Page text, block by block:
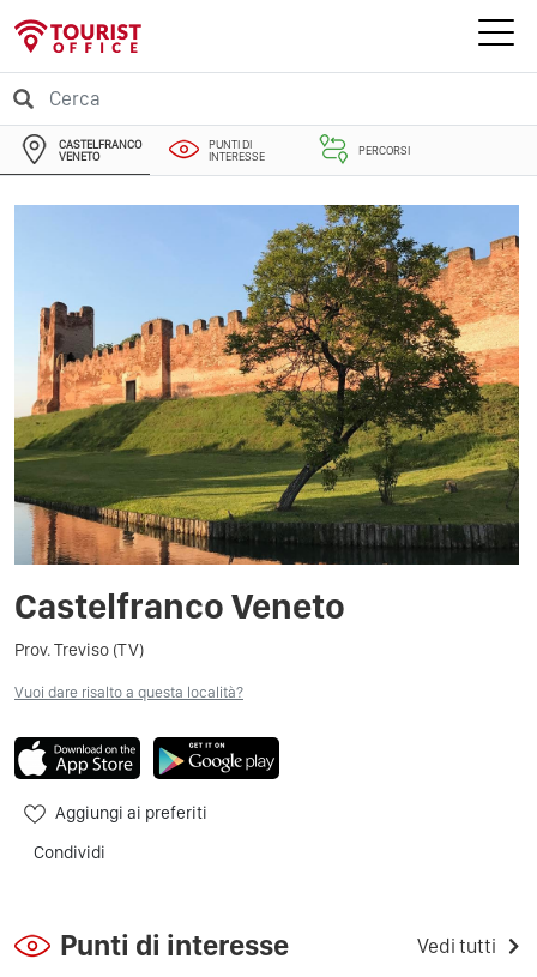
CASTELFRANCO
VENETO
PUNTI DI
INTERESSE
PERCORSI
Castelfranco Veneto
Prov. Treviso (TV)
Vuoi dare risalto a questa località?
Aggiungi ai preferiti
Condividi
Punti di interesse Vedi tutti